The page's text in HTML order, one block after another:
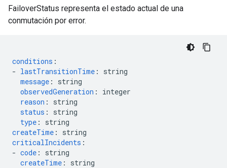
FailoverStatus representa el estado actual de una
conmutación por error.
conditions :
- lastTransitionTime :
string
message :
string
observedGeneration :
integer
reason :
string
status :
string
type :
string
createTime :
string
criticalIncidents :
- code :
string
createTime :
string